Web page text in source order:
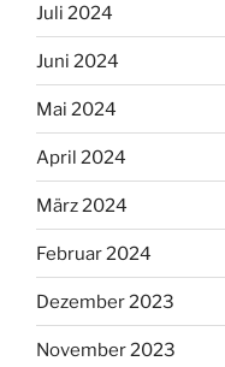
Juli 2024
Juni 2024
Mai 2024
April 2024
März 2024
Februar 2024
Dezember 2023
November 2023